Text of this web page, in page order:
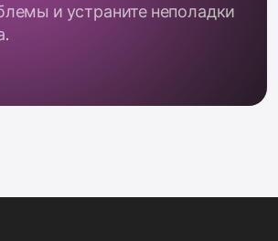
и устраните неполадки